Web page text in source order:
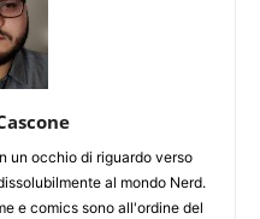
un occhio di riguardo verso
al mondo Nerd.
e comics sono all'ordine del